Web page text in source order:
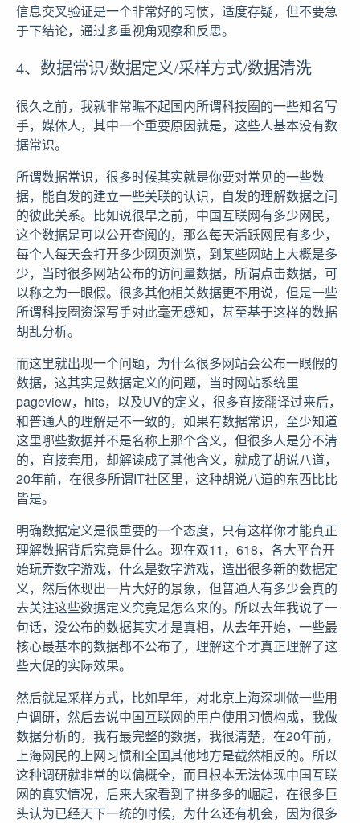
信息交叉验证是一个非常好的习惯，适度存疑，但不要急
于下结论，通过多重视角观察和反思。
4、数据常识/数据定义/采样方式/数据清洗
很久之前，我就非常瞧不起国内所谓科技圈的一些知名写
手，媒体人，其中一个重要原因就是，这些人基本没有数
据常识。
所谓数据常识，很多时候其实就是你要对常见的一些数
据，能自发的建立一些关联的认识，自发的理解数据之间
的彼此关系。比如说很早之前，中国互联网有多少网民，
这个数据是可以公开查阅的，那么每天活跃网民有多少，
每个人每天会打开多少网页浏览，到某些网站上大概是多
少，当时很多网站公布的访问量数据，所谓点击数据，可
以称之为一眼假。很多其他相关数据更不用说，但是一些
所谓科技圈资深写手对此毫无感知，甚至基于这样的数据
胡乱分析。
而这里就出现一个问题，为什么很多网站会公布一眼假的
数据，这其实是数据定义的问题，当时网站系统里
pageview，hits，以及UV的定义，很多直接翻译过来后，
和普通人的理解是不一致的，如果有数据常识，至少知道
这里哪些数据并不是名称上那个含义，但很多人是分不清
的，直接套用，却解读成了其他含义，就成了胡说八道，
20年前，在很多所谓IT社区里，这种胡说八道的东西比比
皆是。
明确数据定义是很重要的一个态度，只有这样你才能真正
理解数据背后究竟是什么。现在双11，618，各大平台开
始玩弄数字游戏，什么是数字游戏，造出很多新的数据定
义，然后体现出一片大好的景象，但普通人有多少会真的
去关注这些数据定义究竟是怎么来的。所以去年我说了一
句话，没公布的数据其实才是真相，从去年开始，一些最
核心最基本的数据都不公布了，理解这个才真正理解了这
些大促的实际效果。
然后就是采样方式，比如早年，对北京上海深圳做一些用
户调研，然后去说中国互联网的用户使用习惯构成，我做
数据分析的，我有最完整的数据，我很清楚，在20年前，
上海网民的上网习惯和全国其他地方是截然相反的。所以
这种调研就非常的以偏概全，而且根本无法体现中国互联
网的真实情况，后来大家看到了拼多多的崛起，在很多巨
头认为已经天下一统的时候，为什么还有机会，因为很多